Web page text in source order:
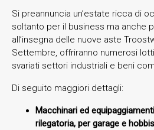
Si preannuncia un’estate ricca di
soltanto per il business ma anche
all’insegna delle nuove aste
Settembre, offriranno numerosi
svariati settori industriali e beni
Di seguito maggiori dettagli:
Macchinari ed
rilegatoria, per garage e